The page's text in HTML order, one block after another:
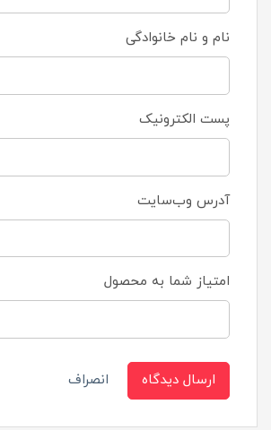
نام و نام خانوادگی
پست الکترونیک
آدرس وب‌سایت
امتیاز شما به محصول
ارسال دیدگاه انصراف